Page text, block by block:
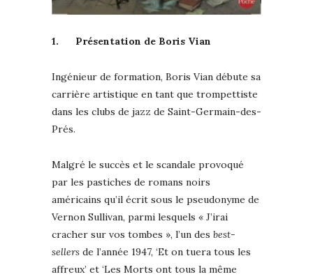
1. Présentation de Boris Vian
Ingénieur de formation, Boris Vian débute sa
carrière artistique en tant que trompettiste
dans les clubs de jazz de Saint-Germain-des-
Prés.
Malgré le succès et le scandale provoqué
par les pastiches de romans noirs
américains qu’il écrit sous le pseudonyme de
Vernon Sullivan, parmi lesquels « J’irai
cracher sur vos tombes », l’un des best-
sellers de l’année 1947, ‘Et on tuera tous les
affreux’ et ‘Les Morts ont tous la même